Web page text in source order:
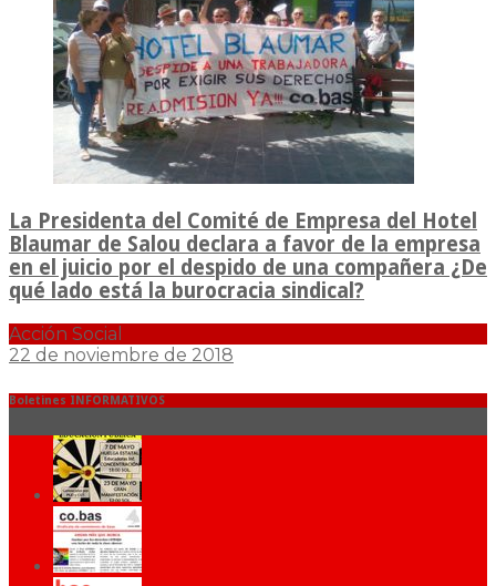
La Presidenta del Comité de Empresa del Hotel
Blaumar de Salou declara a favor de la empresa
en el juicio por el despido de una compañera ¿De
qué lado está la burocracia sindical?
Acción Social
22 de noviembre de 2018
Boletines INFORMATIVOS